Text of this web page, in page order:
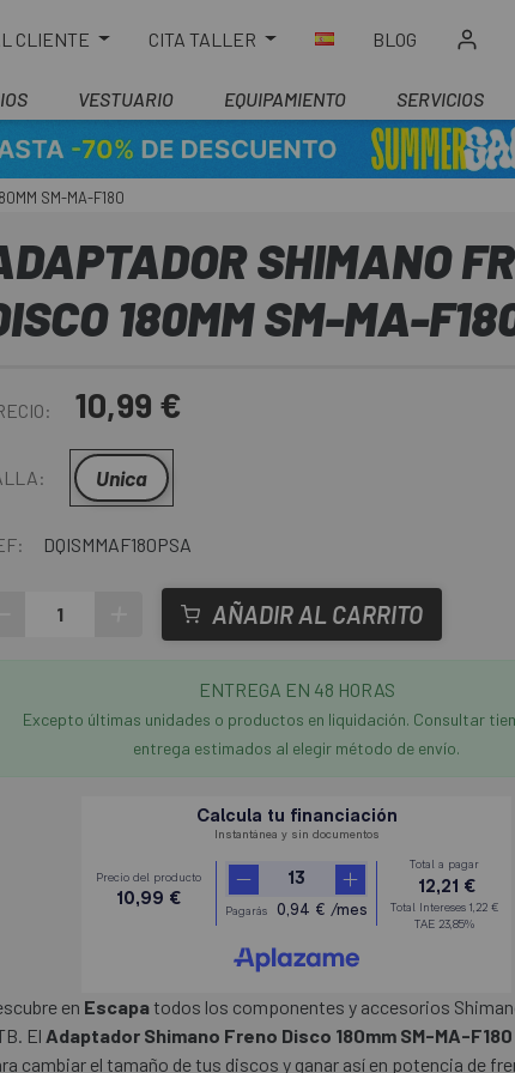
CLIENTE CITA TALLER BLOG
VESTUARIO EQUIPAMIENTO SERVICIOS
SM-MA-F180
SHIMANO
180MM SM-MA-
10,99 €
Unica
DQISMMAF180PSA
AÑADIR AL CARRITO
ENTREGA EN 48 HORAS
Excepto últimas unidades o productos en liquidación. Consultar
entrega estimados al elegir método de envío.
en Escapatodos los componentes y accesorios
El Adaptador Shimano Freno Disco 180mm SM-MA-F180
cambiar el tamaño de tus discos y ganar así en potencia de